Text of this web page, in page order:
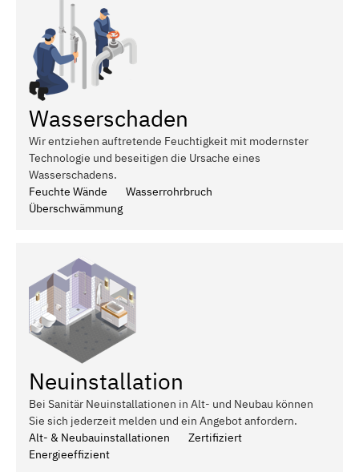
Wasserschaden
Wir entziehen auftretende Feuchtigkeit mit modernster
Technologie und beseitigen die Ursache eines
Wasserschadens.
Feuchte Wände
Wasserrohrbruch
Überschwämmung
Neuinstallation
Bei Sanitär Neuinstallationen in Alt- und Neubau können
Sie sich jederzeit melden und ein Angebot anfordern.
Alt- & Neubauinstallationen
Zertifiziert
Energieeffizient